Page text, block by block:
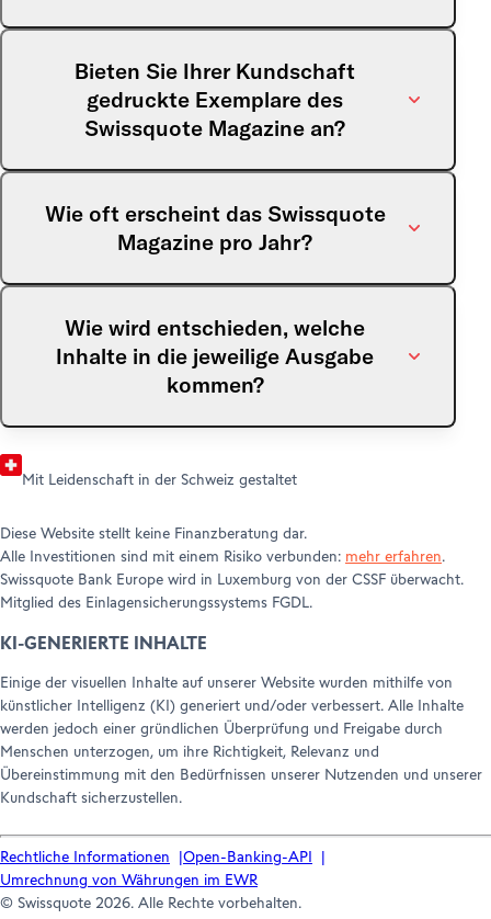
Englisch. Einige Artikel sind jedoch auf
Französisch und Deutsch im Bereich Magazine
auf unserer Website verfügbar.
Bieten Sie Ihrer Kundschaft
gedruckte Exemplare des
Swissquote Magazine an?
kostenlose gedruckte Exemplare des Magazins.
Wie oft erscheint das Swissquote
Magazine pro Jahr?
Wie wird entschieden, welche
Inhalte in die jeweilige Ausgabe
kommen?
Thema und auf Inhalte, die emotional oder
Nachdenken anregen, uns berühren oder uns die
Welt mit anderen Augen sehen lassen.
Mit Leidenschaft in der Schweiz gestaltet
Diese Website stellt keine Finanzberatung dar.
Alle Investitionen sind mit einem Risiko verbunden: mehr erfahren.
Swissquote Bank Europe wird in Luxemburg von der CSSF überwacht.
Mitglied des Einlagensicherungssystems FGDL.
KI-GENERIERTE INHALTE
Einige der visuellen Inhalte auf unserer Website wurden mithilfe von
künstlicher Intelligenz (KI) generiert und/oder verbessert. Alle Inhalte
werden jedoch einer gründlichen Überprüfung und Freigabe durch
Menschen unterzogen, um ihre Richtigkeit, Relevanz und
Übereinstimmung mit den Bedürfnissen unserer Nutzenden und unserer
Kundschaft sicherzustellen.
Rechtliche Informationen
Open-Banking-API
Umrechnung von Währungen im EWR
© Swissquote 2026. Alle Rechte vorbehalten.